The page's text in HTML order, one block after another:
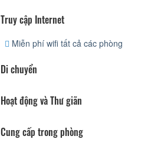
Truy cập Internet
Miễn phí wifi tất cả các phòng
Di chuyển
Hoạt động và Thư giãn
Cung cấp trong phòng